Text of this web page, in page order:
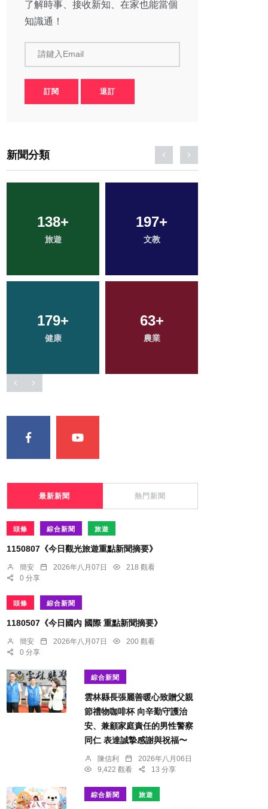
了解時事、接收新知、在家也能當個
知識通！
請鍵入Email
訂閱 退訂
新聞分類
336+
社會
604+
綜合新聞
43+
頭條
2+
大陸
最新新聞 熱門新聞
頭條 綜合新聞 旅遊
1150807《今日觀光旅遊重點新聞摘要》
簡安 2026年八月07日
218 觀看
0 分享
頭條 綜合新聞
1180507《今日國內 國際 重點新聞摘要》
簡安 2026年八月07日
200 觀看
0 分享
綜合新聞
雲林縣長張麗善暖心致贈父親
節禮物咖啡杯 向辛勤守護治
安、兼顧家庭責任的男性警察
同仁 表達誠摯感謝與祝福〜
陳信利
2026年八月06日
9,422 觀看
13 分享
綜合新聞 旅遊